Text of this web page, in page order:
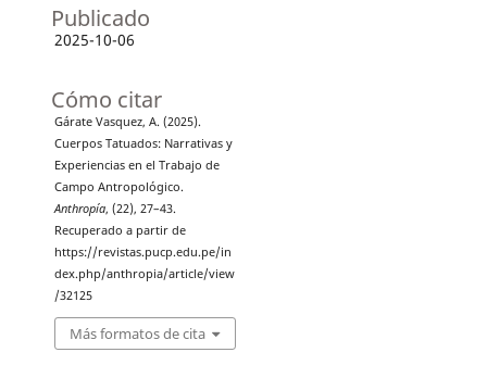
Publicado
2025-10-06
Cómo citar
Gárate Vasquez, A. (2025).
Cuerpos Tatuados: Narrativas y
Experiencias en el Trabajo de
Campo Antropológico.
Anthropía, (22), 27–43.
Recuperado a partir de
https://revistas.pucp.edu.pe/in
dex.php/anthropia/article/view
/32125
Más formatos de cita